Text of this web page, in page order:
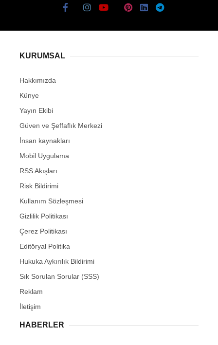
KURUMSAL
Hakkımızda
Künye
Yayın Ekibi
Güven ve Şeffaflık Merkezi
İnsan kaynakları
Mobil Uygulama
RSS Akışları
Risk Bildirimi
Kullanım Sözleşmesi
Gizlilik Politikası
Çerez Politikası
Editöryal Politika
Hukuka Aykırılık Bildirimi
Sık Sorulan Sorular (SSS)
Reklam
İletişim
HABERLER